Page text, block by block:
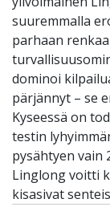
suuremmalla
parhaan
dominoi
pärjännyt – se
Kyseessä on
testin
pysähtyen vain
Linglong voitti
kisasivat